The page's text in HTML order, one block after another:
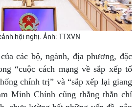
hội nghị. Ảnh: TTXVN
các bộ, ngành, địa phương, đặc
“cuộc cách mạng về sắp xếp tổ
chính trị” và “sắp xếp lại giang
Minh Chính cũng thẳng thắn chỉ